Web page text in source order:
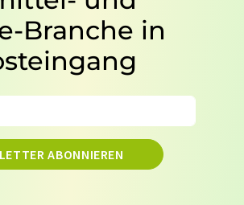
Branche in
ABONNIEREN